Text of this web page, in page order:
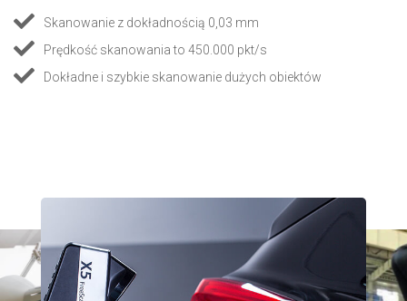
Skanowanie z dokładnością 0,03 mm
Prędkość skanowania to 450.000 pkt/s
Dokładne i szybkie skanowanie dużych obiektów